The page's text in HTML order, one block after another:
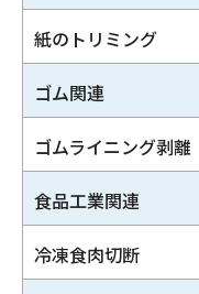
紙のトリミング
ゴム関連
ゴムライニング剥離
食品工業関連
冷凍食肉切断